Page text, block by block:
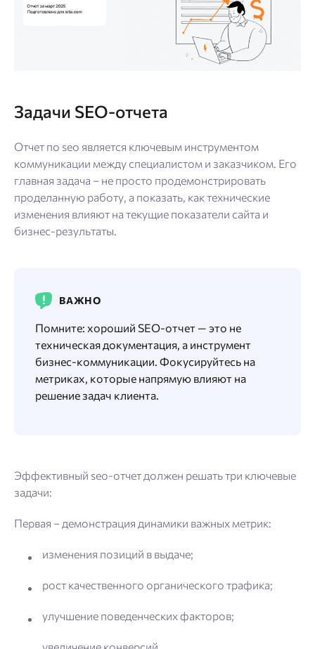
Задачи SEO-отчета
Отчет по seo является ключевым инструментом
коммуникации между специалистом и заказчиком. Его
главная задача – не просто продемонстрировать
проделанную работу, а показать, как технические
изменения влияют на текущие показатели сайта и
бизнес-результаты.
ВАЖНО
Помните: хороший SEO-отчет — это не
техническая документация, а инструмент
бизнес-коммуникации. Фокусируйтесь на
метриках, которые напрямую влияют на
решение задач клиента.
Эффективный seo-отчет должен решать три ключевые
задачи:
Первая – демонстрация динамики важных метрик:
изменения позиций в выдаче;
рост качественного органического трафика;
улучшение поведенческих факторов;